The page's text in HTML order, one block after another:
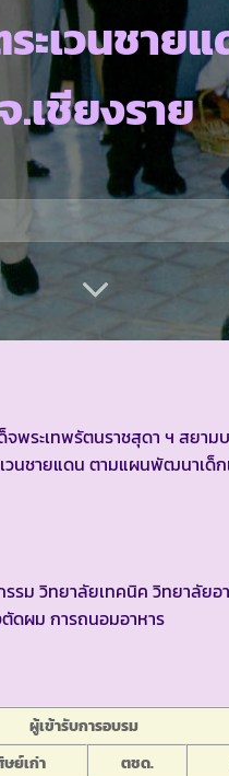
ระเวนชา
จ.เชียงราย
ระเทพรัตนราชสุดา ฯ สยาม
ะเวนชายแดน ตามแผนพัฒนา
รม วิทยาลัยเทคนิค วิทยาลัย
ตัดผม การถนอมอาหาร
ผู้เข้ารับการอบรม
ย์เก่า ตชด.